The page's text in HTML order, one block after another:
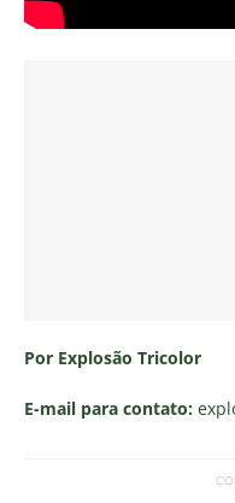
Por Explosão Tricolor
E-mail para contato: